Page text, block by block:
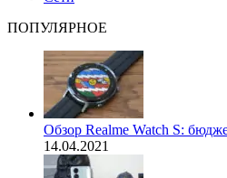
ПОПУЛЯРНОЕ
Обзор Realme Watch S:
14.04.2021